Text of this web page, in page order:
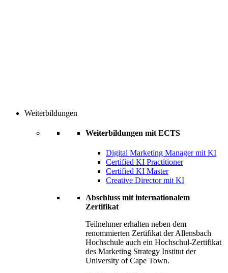
Weiterbildungen
Weiterbildungen mit ECTS
Digital Marketing Manager mit KI
Certified KI Practitioner
Certified KI Master
Creative Director mit KI
Abschluss mit internationalem
Zertifikat
Teilnehmer erhalten neben dem
renommierten Zertifikat der Allensbach
Hochschule auch ein Hochschul-Zertifikat
des Marketing Strategy Institut der
University of Cape Town.